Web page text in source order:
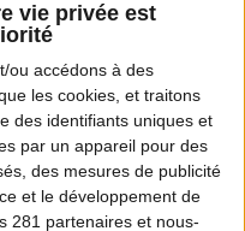
vie privée est
ou accédons à des
les cookies, et traitons
des identifiants uniques et
par un appareil pour des
des mesures de publicité
et le développement de
281 partenaires et nous-